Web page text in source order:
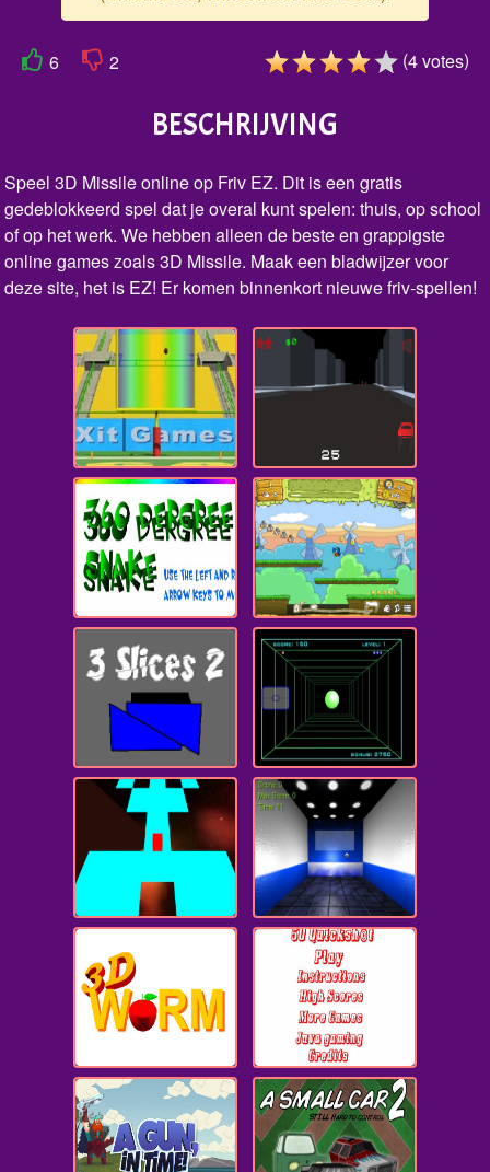
6 2 (4votes)
BESCHRIJVING
Speel 3D Missile online op Friv EZ. Dit is een gratis
gedeblokkeerd spel dat je overal kunt spelen: thuis, op school
of op het werk. We hebben alleen de beste en grappigste
online games zoals 3D Missile. Maak een bladwijzer voor
deze site, het is EZ! Er komen binnenkort nieuwe friv-spellen!